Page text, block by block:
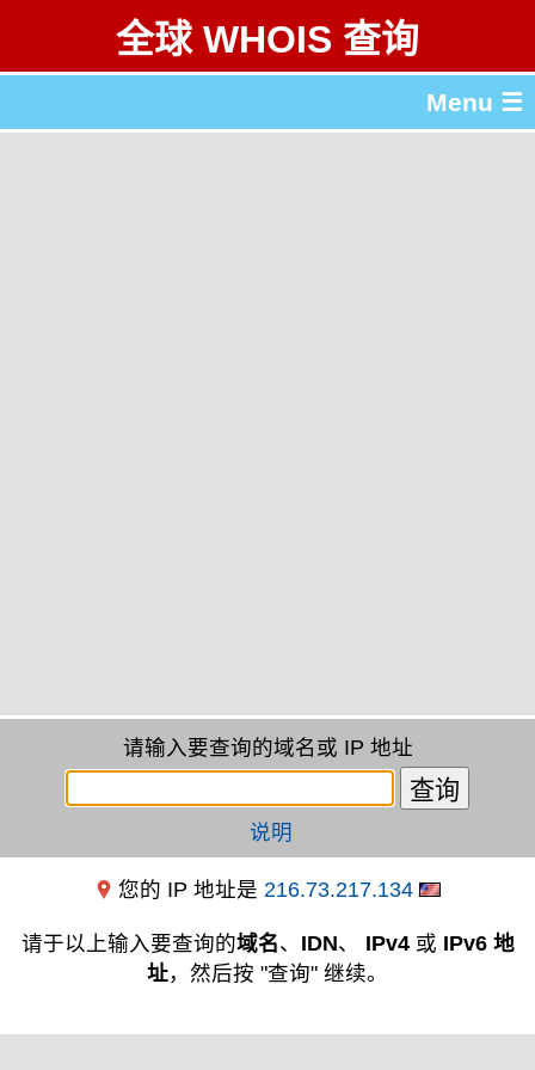
全球 WHOIS 查询
Menu ☰
请输入要查询的域名或 IP 地址
说明
您的 IP 地址是 216.73.217.134
请于以上输入要查询的域名、 IDN、 IPv4或 IPv6 地
址，然后按 "查询" 继续。